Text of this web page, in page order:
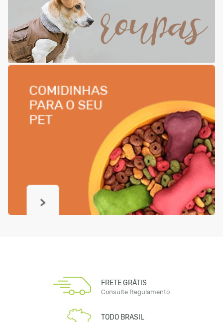
FRETE GRÁTIS
Consulte Regulamento
TODO BRASIL